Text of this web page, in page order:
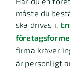
måste du
ska drivas i.
firma kräver
är personligt